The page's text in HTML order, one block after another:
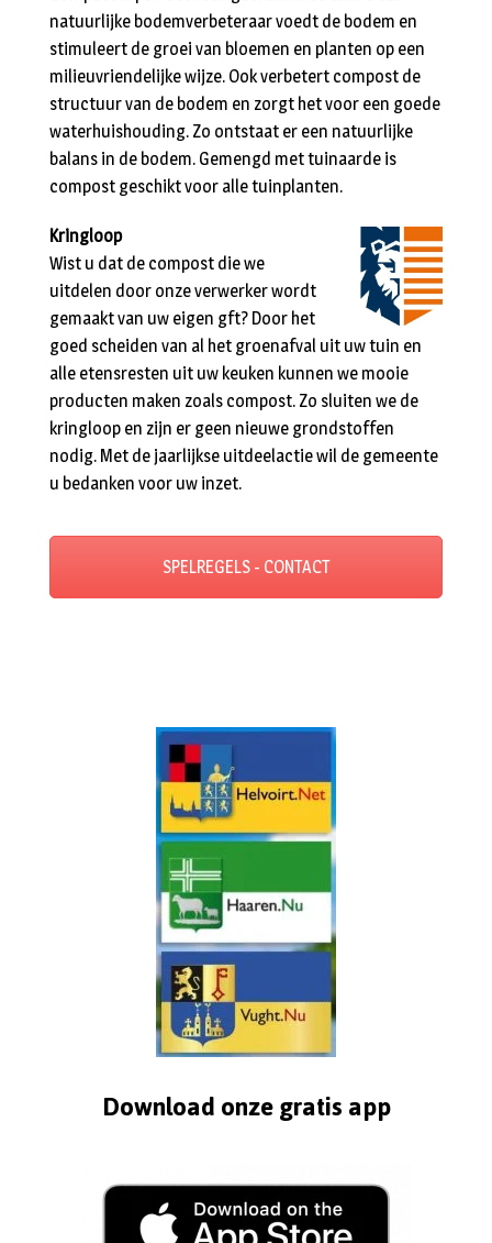
natuurlijke bodemverbeteraar voedt de bodem en
stimuleert de groei van bloemen en planten op een
milieuvriendelijke wijze. Ook verbetert compost de
structuur van de bodem en zorgt het voor een goede
waterhuishouding. Zo ontstaat er een natuurlijke
balans in de bodem. Gemengd met tuinaarde is
compost geschikt voor alle tuinplanten.
Kringloop
Wist u dat de compost die we
uitdelen door onze verwerker wordt
gemaakt van uw eigen gft? Door het
goed scheiden van al het groenafval uit uw tuin en
alle etensresten uit uw keuken kunnen we mooie
producten maken zoals compost. Zo sluiten we de
kringloop en zijn er geen nieuwe grondstoffen
nodig. Met de jaarlijkse uitdeelactie wil de gemeente
u bedanken voor uw inzet.
SPELREGELS - CONTACT
Download onze gratis app